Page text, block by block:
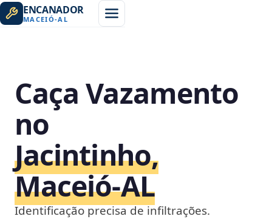
ENCANADOR
MACEIÓ-AL
Caça Vazamento
no
Jacintinho,
Maceió‑AL
Identificação precisa de infiltrações.